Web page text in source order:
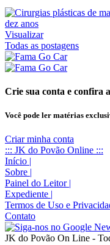
Visualizar
Todas as postagens
Crie sua conta e confira
Você pode ler matérias
Criar minha conta
::: JK do Povão Online :::
Início |
Sobre |
Painel do Leitor |
Expediente |
Termos de Uso e
Contato
JK do Povão On Line -